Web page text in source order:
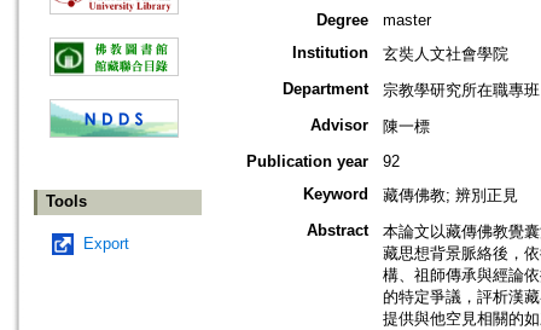
Tools
Export
Degree
master
Institution
玄奘人文社會學院
Department
宗教學研究所在職專班
Advisor
陳一標
Publication year
92
Keyword
藏傳佛教; 辨別正見
Abstract
本論文以藏傳佛教覺
藏思想背景脈絡後，
構、祖師傳承與經論
的特定爭議，評析漢
提供與他空見相關的